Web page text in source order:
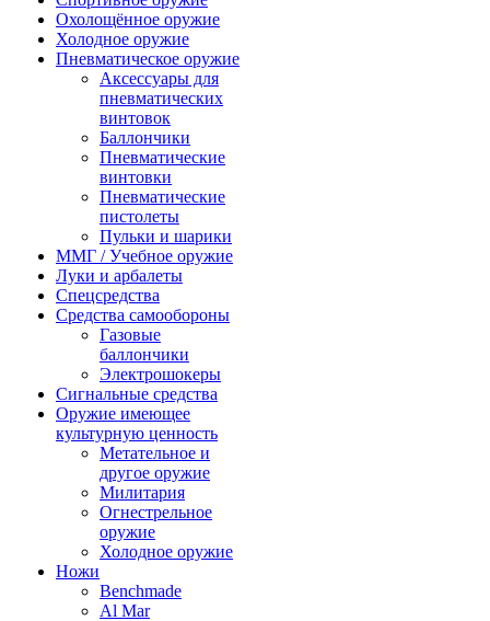
Охолощённое оружие
Холодное оружие
Пневматическое оружие
Аксессуары для
пневматических
винтовок
Баллончики
Пневматические
винтовки
Пневматические
пистолеты
Пульки и шарики
ММГ / Учебное оружие
Луки и арбалеты
Спецсредства
Средства самообороны
Газовые
баллончики
Электрошокеры
Сигнальные средства
Оружие имеющее
культурную ценность
Метательное и
другое оружие
Милитария
Огнестрельное
оружие
Холодное оружие
Ножи
Benchmade
Al Mar